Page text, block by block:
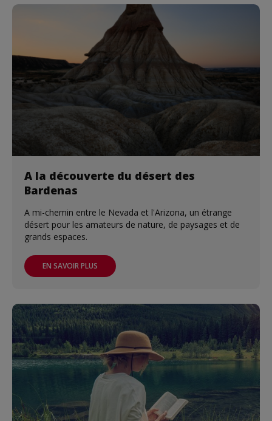
A la découverte du désert des
Bardenas
A mi-chemin entre le Nevada et l'Arizona, un étrange
désert pour les amateurs de nature, de paysages et de
grands espaces.
EN SAVOIR PLUS